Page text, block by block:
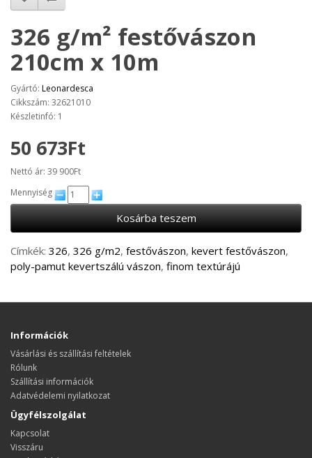
326 g/m² festővászon
210cm x 10m
Gyártó: Leonardesca
Cikkszám: 32621010
Készletinfó: 1
50 673Ft
Nettó ár: 39 900Ft
Mennyiség
Kosárba teszem
Címkék: 326, 326 g/m2, festővászon, kevert festővászon,
poly-pamut kevertszálú vászon, finom textúrájú
Információk
Vásárlási és szállítási feltételek
Rólunk
Szállítási információk
Adatvédelemi nyilatkozat
Ügyfélszolgálat
Kapcsolat
Visszáru